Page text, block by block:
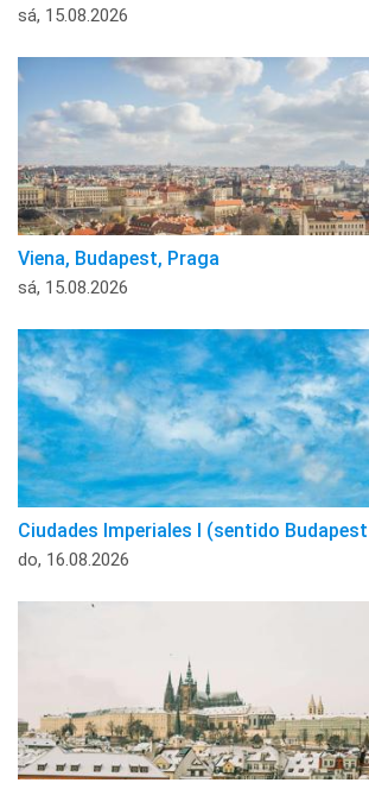
sá, 15.08.2026
Viena, Budapest, Praga
sá, 15.08.2026
Ciudades Imperiales I (sentido
do, 16.08.2026